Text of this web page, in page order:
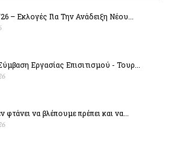
– Εκλογές Για Την Ανάδειξη Νέου...
Εργασίας Επισιτισμού - Τουρ...
φτάνει να βλέπουμε πρέπει και να...